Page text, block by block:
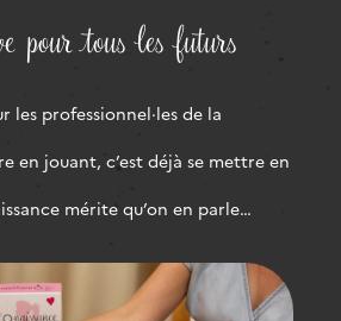
pour tous les futurs
les professionnel·les de la
en jouant, c’est déjà se mettre en
mérite qu’on en parle…